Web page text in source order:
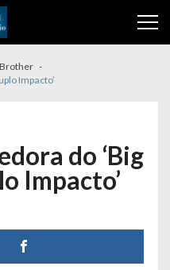
Impacto’
do ‘Big
Impacto’